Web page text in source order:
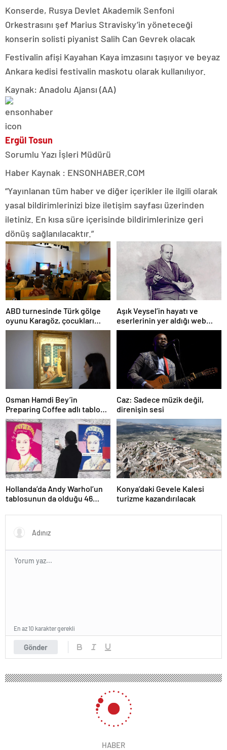
Konserde, Rusya Devlet Akademik Senfoni
Orkestrasını şef Marius Stravisky’in yöneteceği
konserin solisti piyanist Salih Can Gevrek olacak
Festivalin afişi Kayahan Kaya imzasını taşıyor ve beyaz
Ankara kedisi festivalin maskotu olarak kullanılıyor.
Kaynak: Anadolu Ajansı (AA)
Ergül Tosun
Sorumlu Yazı İşleri Müdürü
Haber Kaynak : ENSONHABER.COM
“Yayınlanan tüm haber ve diğer içerikler ile ilgili olarak
yasal bildirimlerinizi bize iletişim sayfası üzerinden
iletiniz. En kısa süre içerisinde bildirimlerinize geri
dönüş sağlanılacaktır.”
ABD turnesinde Türk gölge
oyunu Karagöz, çocukları
büyüledi
Aşık Veysel’in hayatı ve
eserlerinin yer aldığı web
portalı hizmete girdi
Osman Hamdi Bey’in
Preparing Coffee adlı tablosu
75 milyon liraya satışa
sunuldu
Caz: Sadece müzik değil,
direnişin sesi
Hollanda’da Andy Warhol’un
tablosunun da olduğu 46
Konya’daki Gevele Kalesi
turizme kazandırılacak
Gönder
En az 10 karakter gerekli
HABER